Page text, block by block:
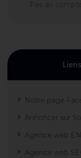
Notre page
Annoncer sur
Agence web
Agence web